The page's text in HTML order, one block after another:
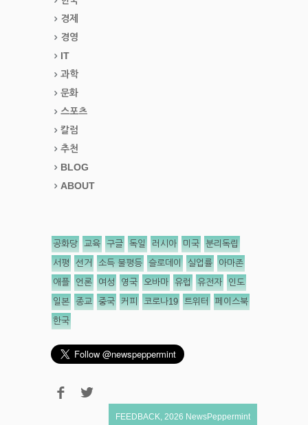
경제
경영
IT
과학
문화
스포츠
칼럼
추천
BLOG
ABOUT
공화당 교육 구글 독일 러시아 미국 분리독립
서평 선거 소득 불평등 슬로데이 실업률 아마존
애플 언론 여성 영국 오바마 유럽 유전자 인도
일본 종교 중국 커피 코로나19 트위터 페이스북
한국
FEEDBACK 2026 NewsPeppermint